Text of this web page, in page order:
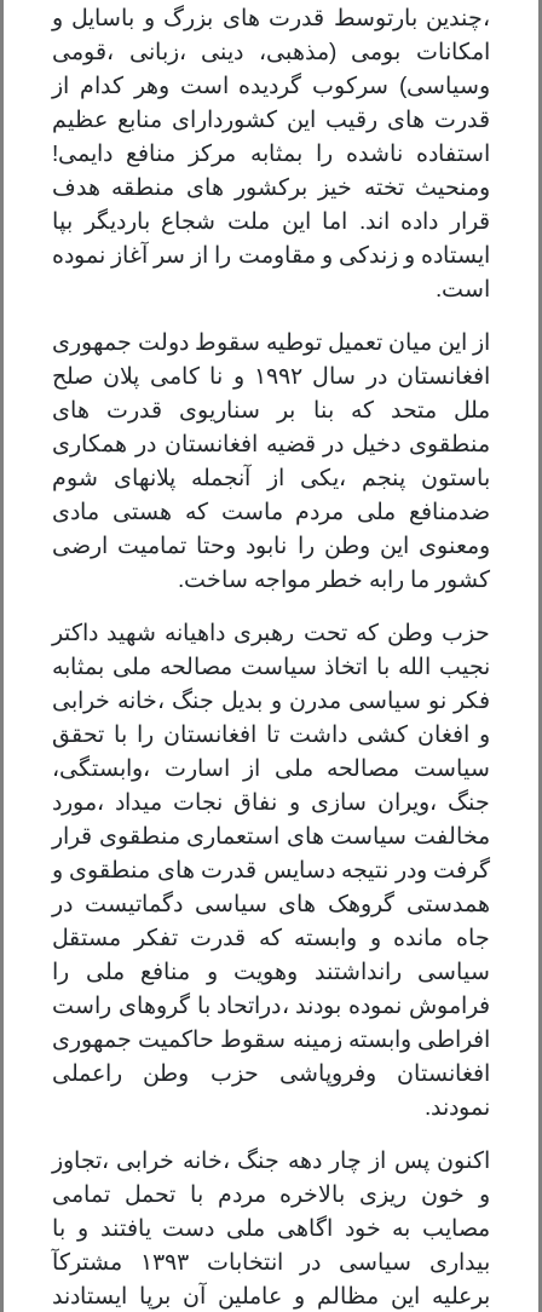
،چندین بارتوسط قدرت های بزر گ و باسایل و
امکانات بومی (مذهبی، دینی ،زبانی ،قومی
وسیاسی‌) سرکوب گردیده است وهر کدام از
قدرت های رقیب این کشور دارای منابع عظیم
استفاده ناشده را بمثابه مرکز منافع دایمی!
ومنحیث تخته خیز برکشور های منطقه هدف
قرار داده ا ند. اما این ملت شجاع باردیگر بپا
ایستاده و زندکی و مقاومت را از سر آغاز نموده
است.
از این میان تعمیل توطیه سقوط دولت جمهوری
افغانستان در سال ۱۹۹۲ و نا کامی پلان صلح
ملل متحد که بنا بر سناریوی قدرت های
منطقوی دخیل در قضیه افغانستان در همکاری
باستون پنجم ،یکی از آنجمله پلانهای شوم
ضدمنافع ملی مردم ماست که هستی مادی
ومعنوی این وطن را نابود وحتا تمامیت ارضی
کشور ما رابه خطر مواجه ساخت.
حزب وطن که تحت رهبری داهیانه شهید داکتر
نجیب الله با اتخاذ سیاست مصالحه ملی بمثابه
فکر نو سیاسی مدرن و بدیل جنگ ،خانه خرابی
و افغان کشی داشت تا افغانستان را با تحقق
سیاست مصالحه ملی
از اسارت ،وابستگی،
جنگ ،ویران سازی و نفاق نجات میداد ،مورد
مخالفت سیاست های استعماری منطقوی قرار
گرفت ودر نتیجه دسایس قدرت های منطقوی و
همدستی گروهک های سیاسی دگماتیست در
جاه مانده و وابسته که قدرت تفکر مستقل
سیاسی رانداشتند وهویت و منافع ملی را
فراموش نموده بودند ،دراتحاد با گروهای راست
افراطی وابسته زمینه سقوط حاکمیت جمهوری
افغانستان وفروپاشی حزب وطن راعملی
نمودند.
اکنون پس از چار دهه جنگ ،خانه خرابی ،تجاوز
و خون ریزی بالاخره مردم با تحمل تمامی
مصایب به خود اگاهی ملی دست یافتند و با
بیداری سیاسی در انتخابات ۱۳۹۳ مشترکآ
برعلیه این مظالم و عاملین آن برپا ایستادند